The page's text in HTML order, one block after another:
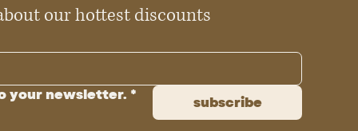
our hottest discounts
your newsletter. * subscribe